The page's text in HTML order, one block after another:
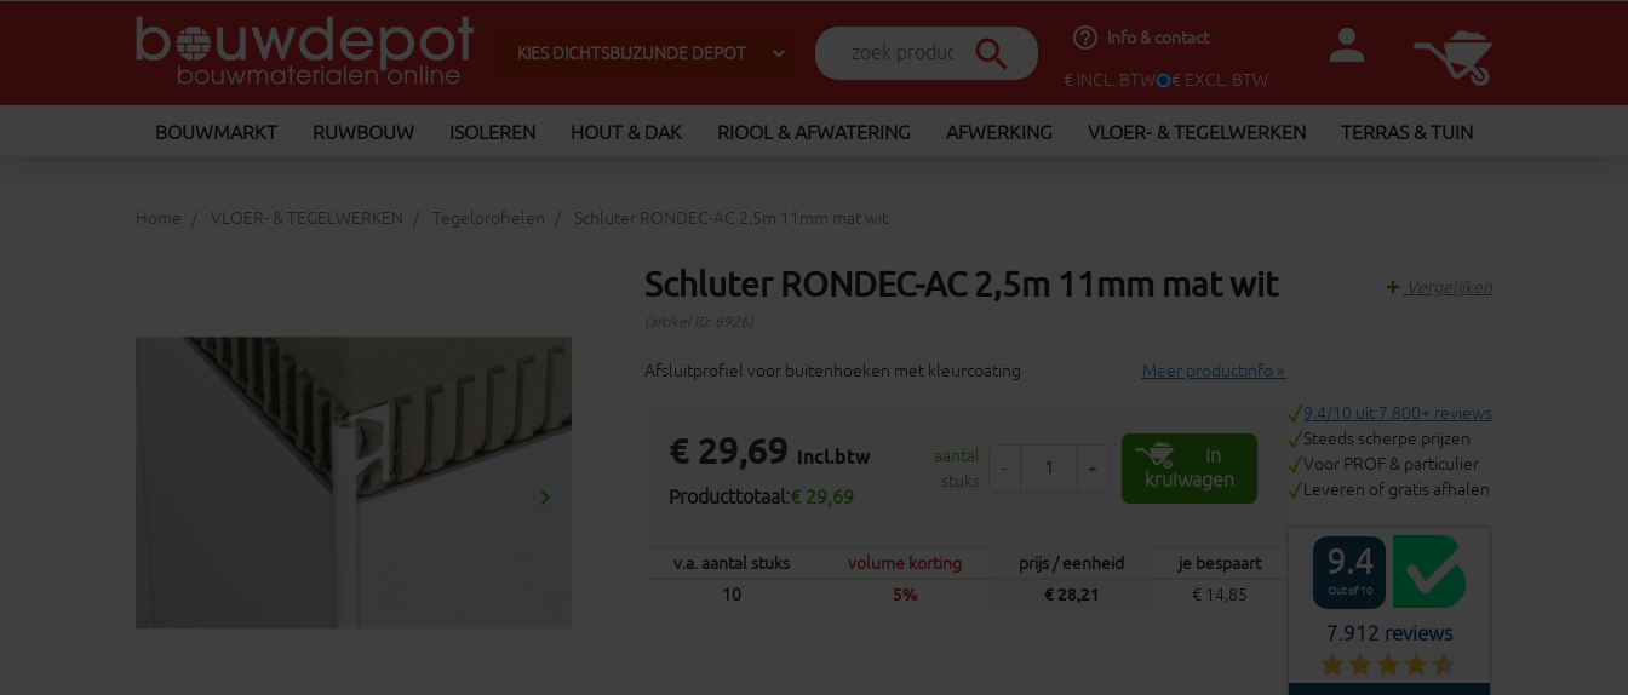
search help_outline Info & contact
€ INCL. BTW € EXCL. BTW
person
BOUWMARKT RUWBOUW ISOLEREN HOUT & DAK RIOOL & AFWATERING AFWERKING VLOER- & TEGELWERKEN TERRAS & TUIN
Home VLOER- & TEGELWERKEN Tegelprofielen Schluter RONDEC-AC 2,5m 11mm mat wit
Volgende
keyboard_arrow_right
Schluter RONDEC-AC 2,5m 11mm mat wit
(artikel ID: 6926)
Vergelijken
Afsluitprofiel voor buitenhoeken met kleurcoating Meer productinfo »
€ 29,69 incl.btw
Producttotaal:€ 29,69
aantal
stuks
- +
In
kruiwagen
v.a. aantal stuks volume korting prijs / eenheid
je bespaart
10
5% € 28,21 € 14,85
9.4/10 uit 7.800+ reviews
Steeds scherpe prijzen
Voor PROF & particulier
Leveren of gratis afhalen
9.4
Out of 10
7.912 reviews